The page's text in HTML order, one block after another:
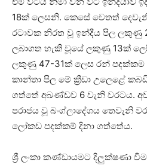
18ක් ලෙසනි. කෙසේ වෙතත්
රටා­වක නිරත වූ ඉන්දීය පිල ලකුණු
ලබා­ගත හැකි වූයේ ලකුණු 13ක්
ලකුණු 47-31ක් ලෙස රන් පද­ක්කම
කාන්තා පිල මේ ක්‍රීඩා උලෙළේ
ගත්තේ අඛ­ණ්ඩව 6 වැනි වර­ටය.
පරා­ජය වූ බංග්ලා­දේ­ශය තෙවැනි
ලෝකඩ පද­ක්කම් දිනා ගත්තේය.
ශ්‍රී ලංකා කණ්ඩා­ය­මට දිලු­ක්ෂණා